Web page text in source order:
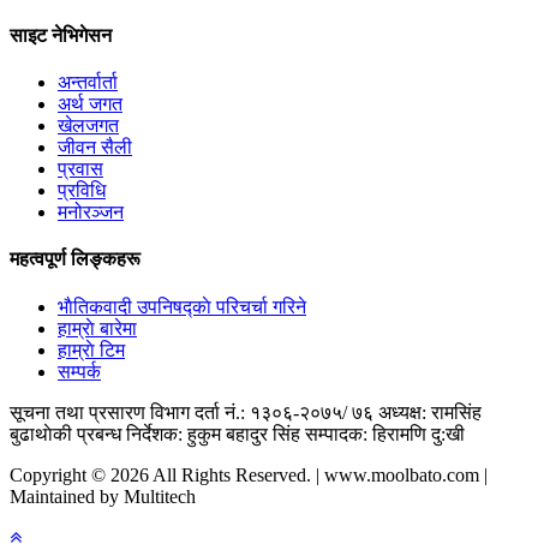
साइट नेभिगेसन
अन्तर्वार्ता
अर्थ जगत
खेलजगत
जीवन सैली
प्रवास
प्रविधि
मनोरञ्जन
महत्वपूर्ण लिङ्कहरू
भाैतिकवादी उपनिषद्काे परिचर्चा गरिने
हाम्राे बारेमा
हाम्राे टिम
सम्पर्क
सूचना तथा प्रसारण विभाग दर्ता नं.: १३०६-२०७५/ ७६ अध्यक्ष: रामसिंह
बुढाथाेकी प्रबन्ध निर्देशक: हुकुम बहादुर सिंह सम्पादक: हिरामणि दु:खी
Copyright © 2026 All Rights Reserved. | www.moolbato.com |
Maintained by Multitech